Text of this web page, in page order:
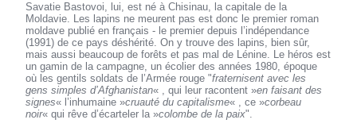
Savatie Bastovoi, lui, est né à Chisinau, la capitale de la
Moldavie. Les lapins ne meurent pas est donc le premier roman
moldave publié en français - le premier depuis l’indépendance
(1991) de ce pays déshérité. On y trouve des lapins, bien sûr,
mais aussi beaucoup de forêts et pas mal de Lénine. Le héros est
un gamin de la campagne, un écolier des années 1980, époque
où les gentils soldats de l’Armée rouge "fraternisent avec les
gens simples d’Afghanistan« , qui leur racontent »en faisant des
signes« l’inhumaine »cruauté du capitalisme« , ce »corbeau
noir« qui rêve d’écarteler la »colombe de la paix".